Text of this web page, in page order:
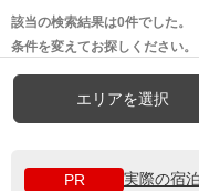
該当の検索結果は0件でした。
条件を変えてお探しください。
エリアを選択
PR
実際の宿